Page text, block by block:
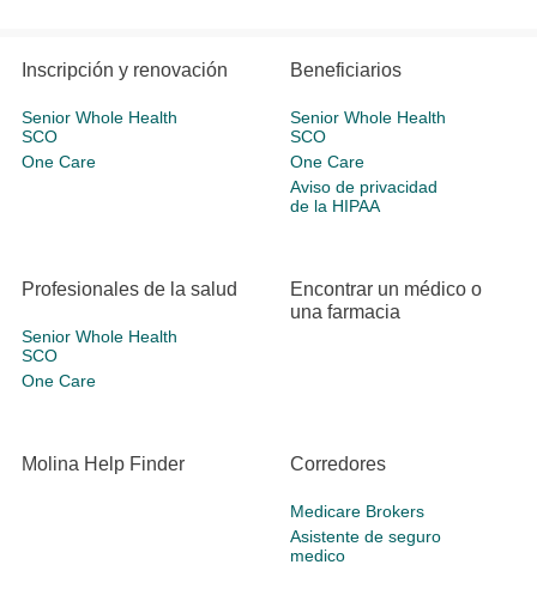
Inscripción y renovación
Senior Whole Health
SCO
One Care
Beneficiarios
Senior Whole Health
SCO
One Care
Aviso de privacidad
de la HIPAA
Profesionales de la salud
Senior Whole Health
SCO
One Care
Encontrar un médico o
una farmacia
Molina Help Finder Corredores
Medicare Brokers
Asistente de seguro
medico